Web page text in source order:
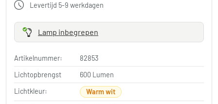
Levertijd 5-9 werkdagen
Lamp inbegrepen
Artikelnummer:
82853
Lichtopbrengst
600 Lumen
Lichtkleur:
Warm wit